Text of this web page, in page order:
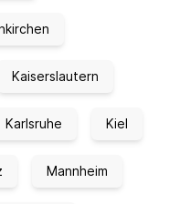
Kaiserslautern
Karlsruhe Kiel
Mannheim